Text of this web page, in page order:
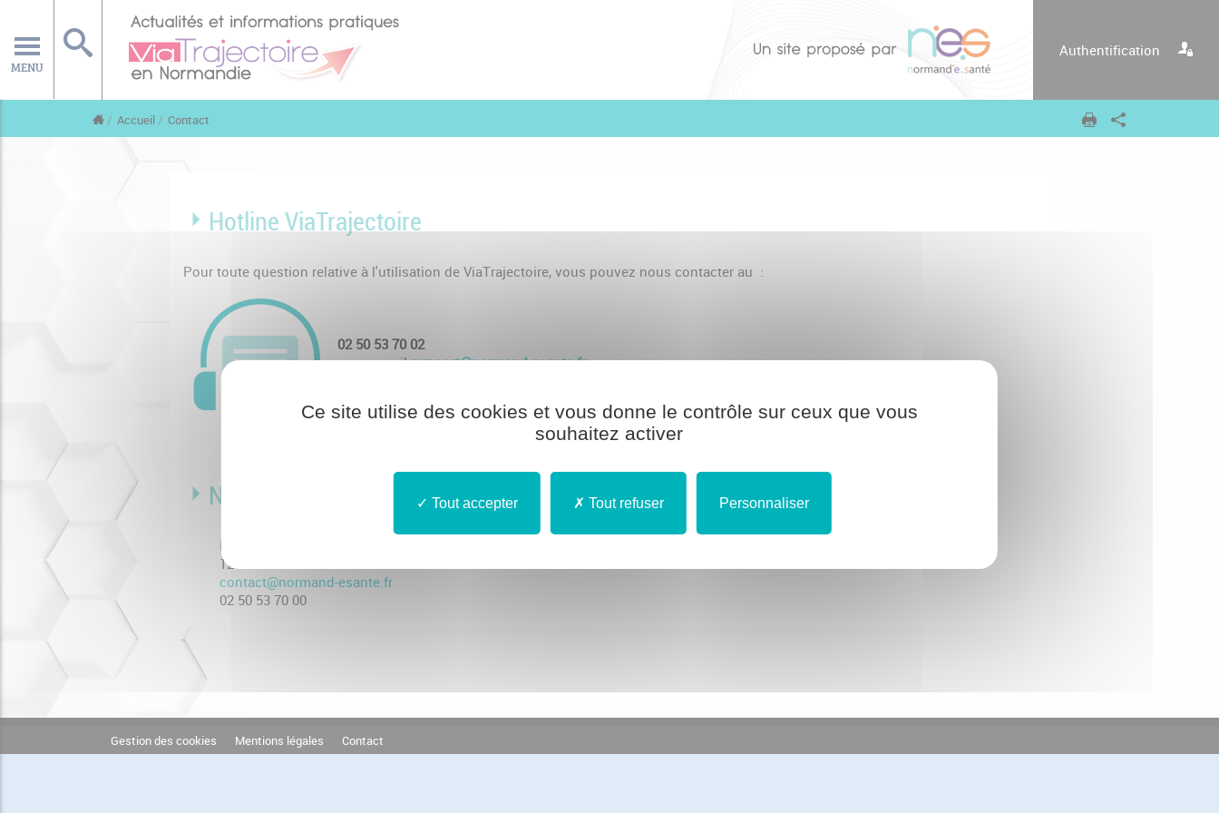
MENU
Authentification
Accueil Contact
Hotline ViaTrajectoire
Pour toute question relative à l'utilisation de ViaTrajectoire, vous pouvez nous contacter au :
02 50 53 70 02
ou par mail support@normand-esante.fr
Normand'e-Santé (NeS)
Bât. COMETE - 7 longue vue des astronomes - 14111 LOUVIGNY
1231 rue de la sente aux bœufs - 76160 SAINT MARTIN DU VIVIER
contact@normand-esante.fr
02 50 53 70 00
Gestion des cookies Mentions légales Contact
Ce site utilise des cookies et vous donne le contrôle sur ceux que vous
souhaitez activer
Tout accepter Tout refuser Personnaliser